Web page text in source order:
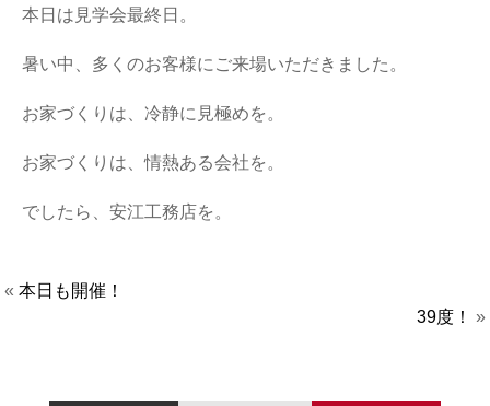
本日は見学会最終日。
暑い中、多くのお客様にご来場いただきました。
お家づくりは、冷静に見極めを。
お家づくりは、情熱ある会社を。
でしたら、安江工務店を。
«本日も開催！
39度！
»